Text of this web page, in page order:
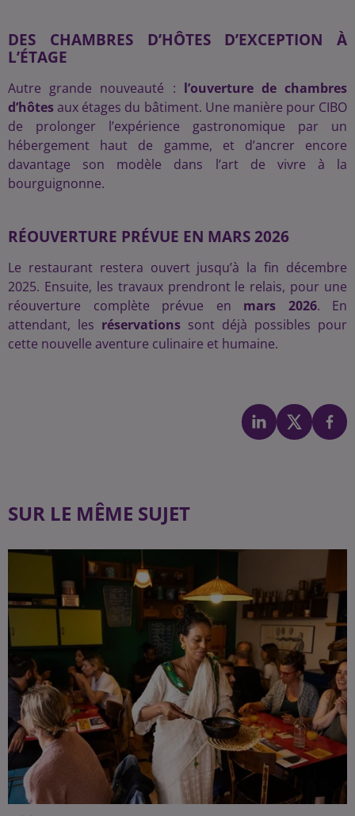
DES CHAMBRES D’HÔTES D’EXCEPTION À
L’ÉTAGE
Autre grande nouveauté : l’ouverture de chambres
d’hôtesaux étages du bâtiment. Une manière pour CIBO
de prolonger l’expérience gastronomique par un
hébergement haut de gamme, et d’ancrer encore
davantage son modèle dans l’art de vivre à la
bourguignonne.
RÉOUVERTURE PRÉVUE EN MARS 2026
Le restaurant restera ouvert jusqu’à la fin décembre
2025. Ensuite, les travaux prendront le relais, pour une
réouverture complète prévue en mars 2026. En
attendant, les réservations sont déjà possibles pour
cette nouvelle aventure culinaire et humaine.
SUR LE MÊME SUJET